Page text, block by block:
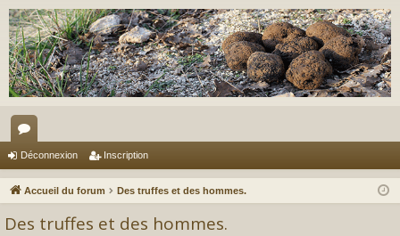
or
u
Déconnexion Inscription
Accueil du forum Des truffes et des hommes.
Des truffes et des hommes.